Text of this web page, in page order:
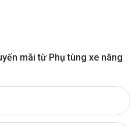
mãi từ Phụ tùng xe nâng